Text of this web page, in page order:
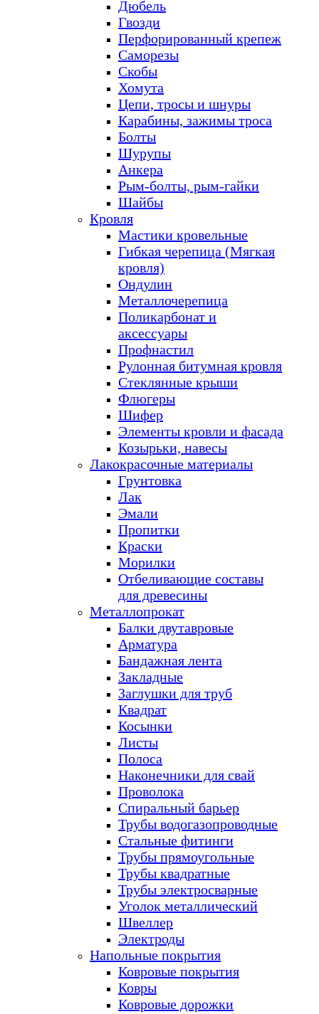
Дюбель
Гвозди
Перфорированный крепеж
Саморезы
Скобы
Хомута
Цепи, тросы и шнуры
Карабины, зажимы троса
Болты
Шурупы
Анкера
Рым-болты, рым-гайки
Шайбы
Кровля
Мастики кровельные
Гибкая черепица (Мягкая
кровля)
Ондулин
Металлочерепица
Поликарбонат и
аксессуары
Профнастил
Рулонная битумная кровля
Стеклянные крыши
Флюгеры
Шифер
Элементы кровли и фасада
Козырьки, навесы
Лакокрасочные материалы
Грунтовка
Лак
Эмали
Пропитки
Краски
Морилки
Отбеливающие составы
для древесины
Металлопрокат
Балки двутавровые
Арматура
Бандажная лента
Закладные
Заглушки для труб
Квадрат
Косынки
Листы
Полоса
Наконечники для свай
Проволока
Спиральный барьер
Трубы водогазопроводные
Стальные фитинги
Трубы прямоугольные
Трубы квадратные
Трубы электросварные
Уголок металлический
Швеллер
Электроды
Напольные покрытия
Ковровые покрытия
Ковры
Ковровые дорожки